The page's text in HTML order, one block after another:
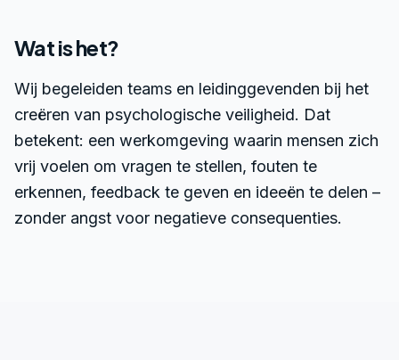
Wat is het?
Wij begeleiden teams en leidinggevenden bij het
creëren van psychologische veiligheid. Dat
betekent: een werkomgeving waarin mensen zich
vrij voelen om vragen te stellen, fouten te
erkennen, feedback te geven en ideeën te delen –
zonder angst voor negatieve consequenties.